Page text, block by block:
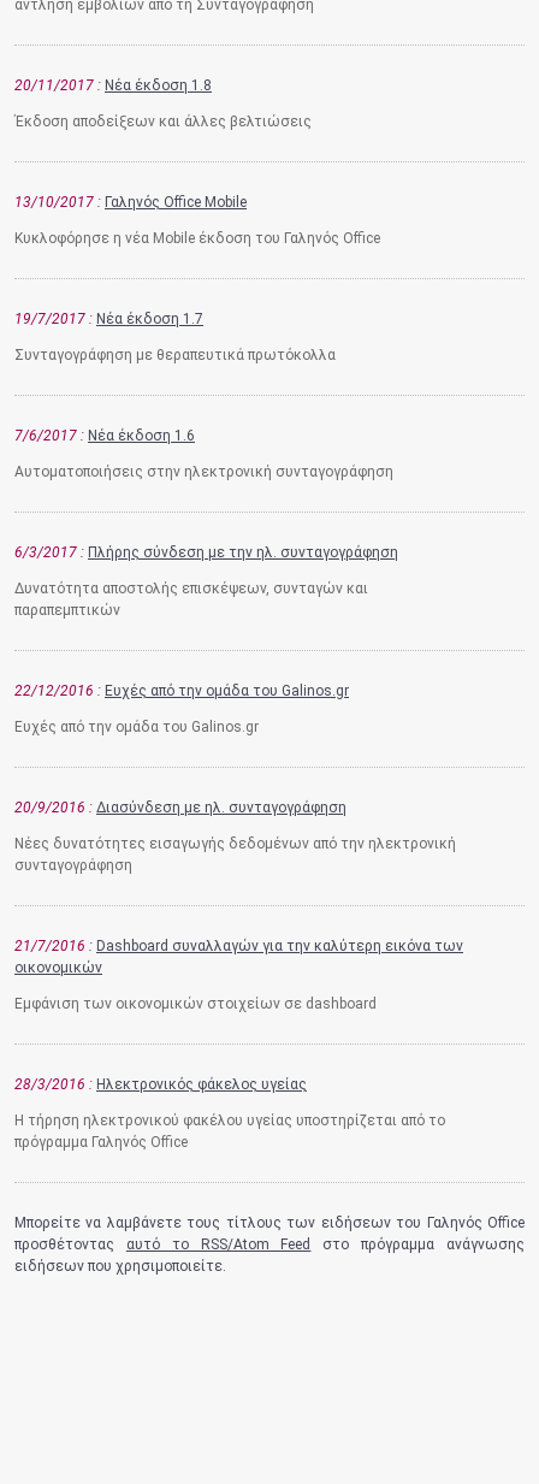
άντληση εμβολίων από τη Συνταγογράφηση
20/11/2017 Νέα έκδοση 1.8
Έκδοση αποδείξεων και άλλες βελτιώσεις
13/10/2017 Γαληνός Office Mobile
Κυκλοφόρησε η νέα Mobile έκδοση του Γαληνός Office
19/7/2017 Νέα έκδοση 1.7
Συνταγογράφηση με θεραπευτικά πρωτόκολλα
7/6/2017 Νέα έκδοση 1.6
Αυτοματοποιήσεις στην ηλεκτρονική συνταγογράφηση
6/3/2017 Πλήρης σύνδεση με την ηλ. συνταγογράφηση
Δυνατότητα αποστολής επισκέψεων, συνταγών και
παραπεμπτικών
22/12/2016 Ευχές από την ομάδα του Galinos.gr
Ευχές από την ομάδα του Galinos.gr
20/9/2016 Διασύνδεση με ηλ. συνταγογράφηση
Νέες δυνατότητες εισαγωγής δεδομένων από την ηλεκτρονική
συνταγογράφηση
21/7/2016
Dashboard συναλλαγών για την καλύτερη εικόνα των
οικονομικών
Εμφάνιση των οικονομικών στοιχείων σε dashboard
28/3/2016 Ηλεκτρονικός φάκελος υγείας
Η τήρηση ηλεκτρονικού φακέλου υγείας υποστηρίζεται από το
πρόγραμμα Γαληνός Office
Μπορείτε να λαμβάνετε τους τίτλους των ειδήσεων του Γαληνός Office
προσθέτοντας αυτό το RSS/Atom Feed
στο πρόγραμμα ανάγνωσης
ειδήσεων που χρησιμοποιείτε.